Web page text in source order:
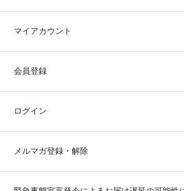
マイアカウント
会員登録
ログイン
メルマガ登録・解除